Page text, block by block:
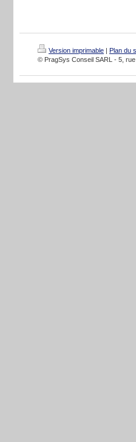
Version imprimable | Plan du
© PragSys Conseil SARL - 5,